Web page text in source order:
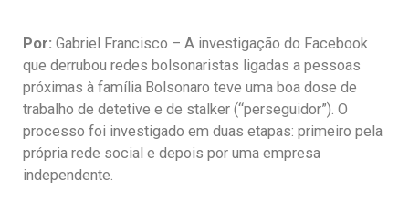
Por: Gabriel Francisco – A investigação do Facebook
que derrubou redes bolsonaristas ligadas a pessoas
próximas à família Bolsonaro teve uma boa dose de
trabalho de detetive e de stalker (“perseguidor”). O
processo foi investigado em duas etapas: primeiro pela
própria rede social e depois por uma empresa
independente.